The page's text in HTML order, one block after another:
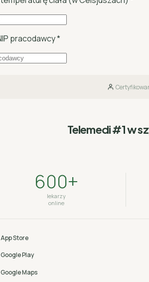
Telemedi #1 w
600+
lekarzy
online
App Store
Google Play
Google Maps